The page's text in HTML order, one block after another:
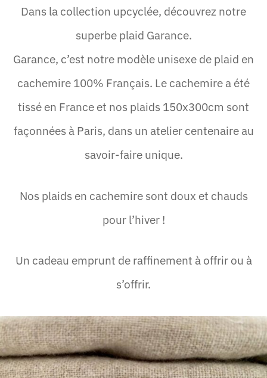
Dans la collection upcyclée, découvrez notre
superbe plaid Garance.
Garance, c’est notre modèle unisexe de plaid en
cachemire 100% Français. Le cachemire a été
tissé en France et nos plaids 150x300cm sont
façonnées à Paris, dans un atelier centenaire au
savoir-faire unique.
Nos plaids en cachemire sont doux et chauds
pour l’hiver !
Un cadeau emprunt de raffinement à offrir ou à
s’offrir.